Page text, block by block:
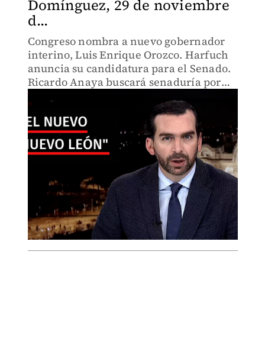
Domínguez, 29 de noviembre
d...
Congreso nombra a nuevo gobernador
interino, Luis Enrique Orozco. Harfuch
anuncia su candidatura para el Senado.
Ricardo Anaya buscará senaduría por
Querétaro.